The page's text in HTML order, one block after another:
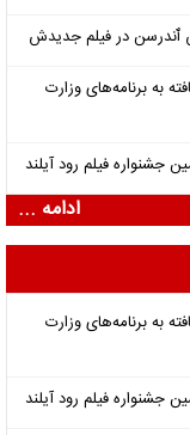
ٱندرسن در فیلم جدیدش
به برنامه‌های وزارت
ادامه ...
به برنامه‌های وزارت